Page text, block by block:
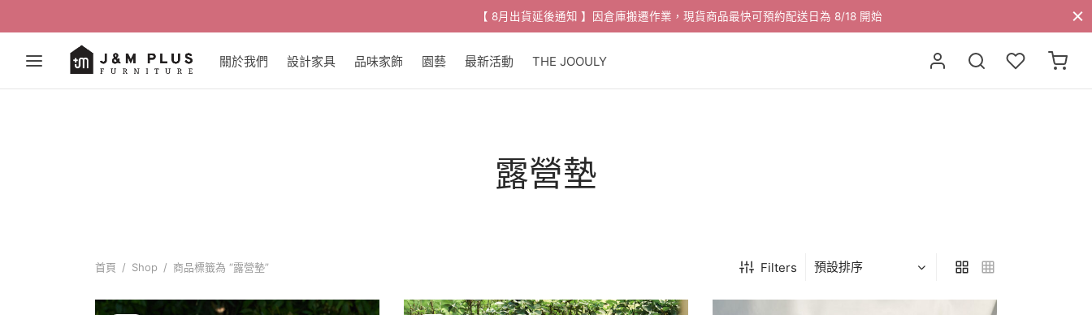
【 8月出貨延後通知 】因倉庫搬遷作業，現貨商品最快可預約配送日為 8/18 開始
關於我們 設計家具 品味家飾 園藝 最新活動 THE JOOULY
露營墊
首頁 / Shop / 商品標籤為 “露營墊” Filters